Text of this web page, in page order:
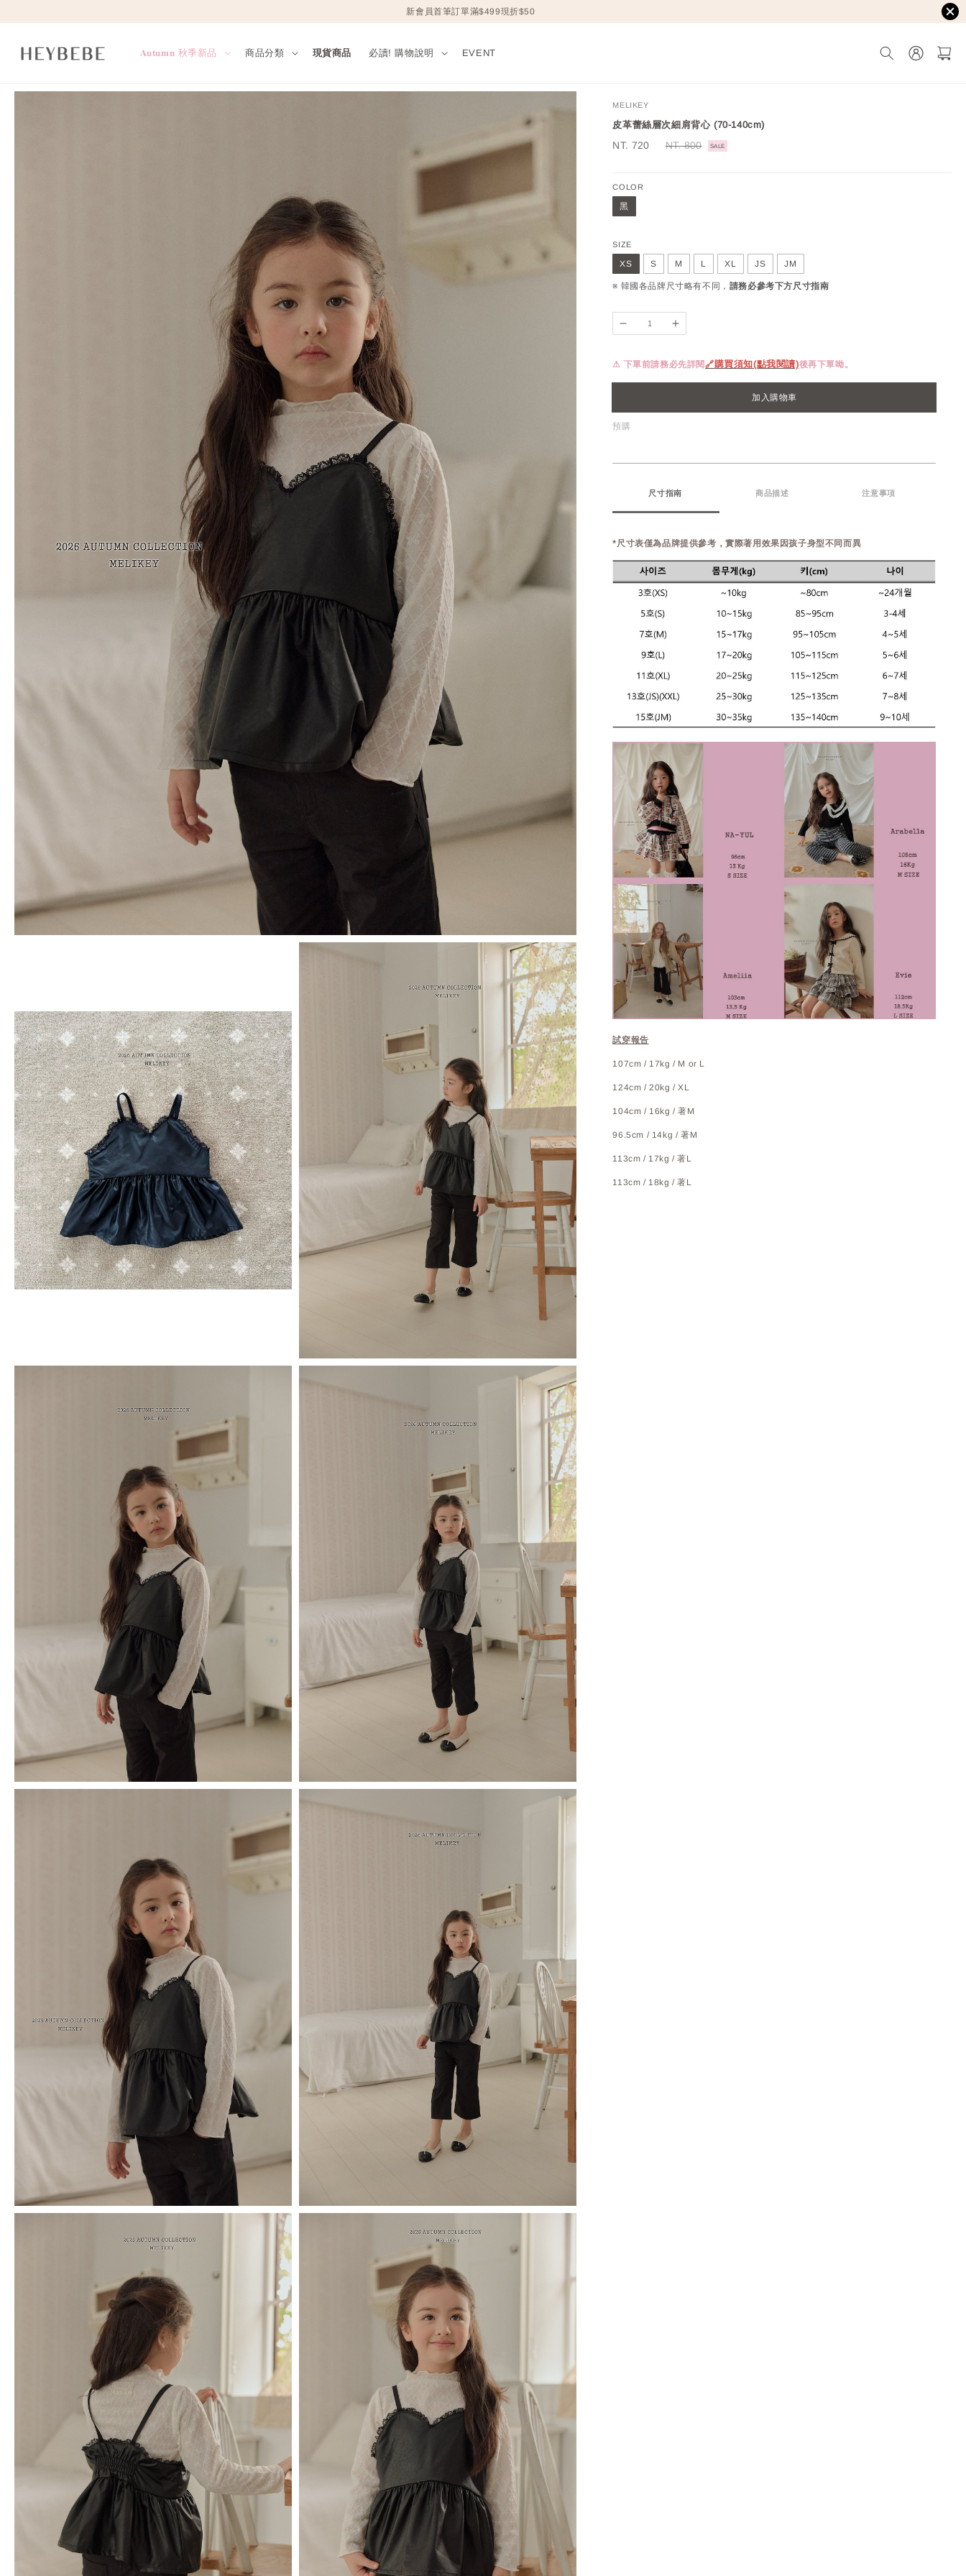
新會員首筆訂單滿$499現折$50
𝐀𝐮𝐭𝐮𝐦𝐧 秋季新品 商品分類 現貨商品 必讀! 購物說明 EVENT
MELIKEY
皮革蕾絲層次細肩背心 (70-140cm)
Sale
NT. 720
Regular
NT. 800 SALE
COLOR
黑
SIZE
XS S M L XL JS JM
※ 韓國各品牌尺寸略有不同， 請務必參考下方尺寸指南
⚠ 下單前請務必先詳閱🔗購買須知(點我閱讀)後再下單呦。
加入購物車
預購
尺寸指南 商品描述 注意事項
*尺寸表僅為品牌提供參考，實際著用效果因孩子身型不同而異
試穿報告
107cm / 17kg / M or L
124cm / 20kg / XL
104cm / 16kg / 著M
96.5cm / 14kg / 著M
113cm / 17kg / 著L
113cm / 18kg / 著L